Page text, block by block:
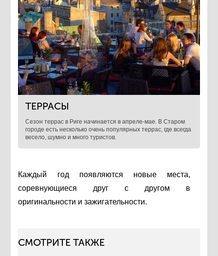
ТЕРРАСЫ
Сезон террас в Риге начинается в апреле-мае. В Старом
городе есть несколько очень популярных террас, где всегда
весело, шумно и много туристов.
Каждый год появляются новые места,
соревнующиеся друг с другом в
оригинальности и зажигательности.
СМОТРИТЕ ТАКЖЕ